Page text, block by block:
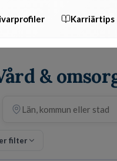
Karriärtips
&
filter